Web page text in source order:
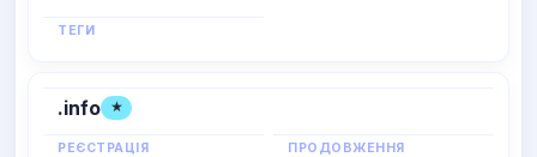
ТЕГИ
.info ★
РЕЄСТРАЦІЯ ПРОДОВЖЕННЯ